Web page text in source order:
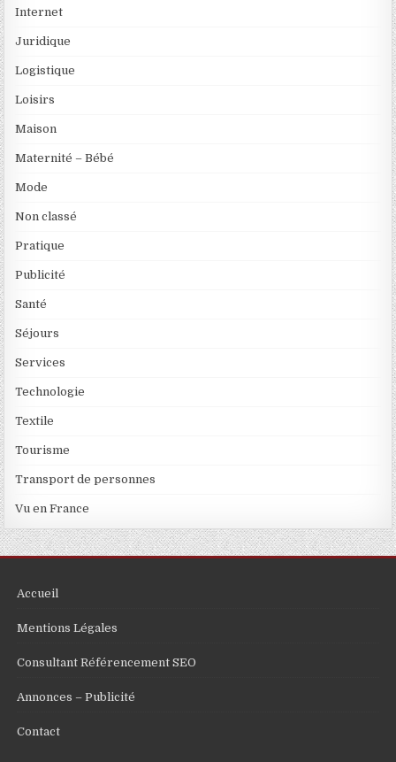
Internet
Juridique
Logistique
Loisirs
Maison
Maternité – Bébé
Mode
Non classé
Pratique
Publicité
Santé
Séjours
Services
Technologie
Textile
Tourisme
Transport de personnes
Vu en France
Accueil
Mentions Légales
Consultant Référencement SEO
Annonces – Publicité
Contact